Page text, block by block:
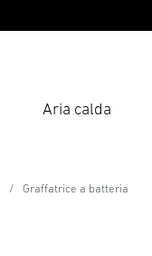
Aria calda
Graffatrice a batteria